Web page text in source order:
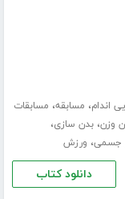
اندام، مسابقه، مسابقات
وزن،بدن سازی،
جسمی، ورزش
دانلود کتاب